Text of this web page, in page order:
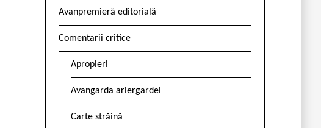
Avanpremieră editorială
Comentarii critice
Apropieri
Avangarda ariergardei
Carte străină